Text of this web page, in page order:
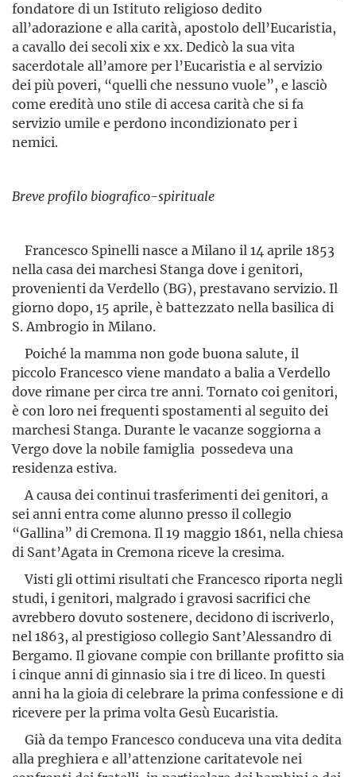
fondatore di un Istituto religioso dedito
all’adorazione e alla carità, apostolo dell’Eucaristia,
a cavallo dei secoli xix e xx. Dedicò la sua vita
sacerdotale all’amore per l’Eucaristia e al servizio
dei più poveri, “quelli che nessuno vuole”, e lasciò
come eredità uno stile di accesa carità che si fa
servizio umile e perdono incondizionato per i
nemici.
Breve profilo biografico-spirituale
Francesco Spinelli nasce a Milano il 14 aprile 1853
nella casa dei marchesi Stanga dove i genitori,
provenienti da Verdello (BG), prestavano servizio. Il
giorno dopo, 15 aprile, è battezzato nella basilica di
S. Ambrogio in Milano.
Poiché la mamma non gode buona salute, il
piccolo Francesco viene mandato a balia a Verdello
dove rimane per circa tre anni. Tornato coi genitori,
è con loro nei frequenti spostamenti al seguito dei
marchesi Stanga. Durante le vacanze soggiorna a
Vergo dove la nobile famiglia possedeva una
residenza estiva.
A causa dei continui trasferimenti dei genitori, a
sei anni entra come alunno presso il collegio
“Gallina” di Cremona. Il 19 maggio 1861, nella chiesa
di Sant’Agata in Cremona riceve la cresima.
Visti gli ottimi risultati che Francesco riporta negli
studi, i genitori, malgrado i gravosi sacrifici che
avrebbero dovuto sostenere, decidono di iscriverlo,
nel 1863, al prestigioso collegio Sant’Ales­sandro di
Bergamo. Il giovane compie con brillante profitto sia
i cinque anni di ginnasio sia i tre di liceo. In questi
anni ha la gioia di celebrare la prima confessione e di
ricevere per la prima volta Gesù Eucaristia.
Già da tempo Francesco conduceva una vita dedita
alla preghiera e all’attenzione caritatevole nei